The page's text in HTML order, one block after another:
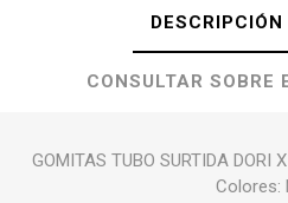
CONSULTAR SOBRE
GOMITAS TUBO SURTIDA DORI
Colores: